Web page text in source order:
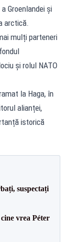
Groenlandei și
arctică.
mulți parteneri
și rolul NATO
la Haga, în
alianței,
istorică
suspectați
vrea Péter